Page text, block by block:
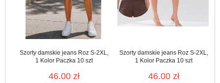
Szorty damskie jeans Roz S-2XL,
1 Kolor Paczka 10 szt
46.00 zł
Szorty damskie jeans Roz S-2XL,
1 Kolor Paczka 10 szt
46.00 zł